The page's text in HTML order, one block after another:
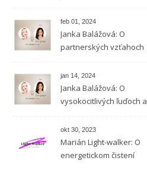
feb 01, 2024
Janka Balážová: O
partnerských vzťahoch
jan 14, 2024
Janka Balážová: O
vysokocitlivých ľuďoch a
okt 30, 2023
Marián Light-walker: O
energetickom čistení